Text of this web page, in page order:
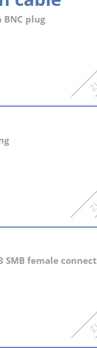
plug
SMB female